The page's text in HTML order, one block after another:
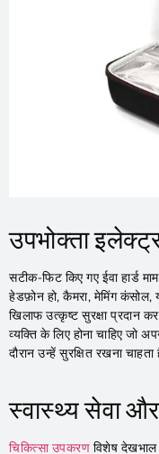
उपभोक्ता
सटीक-फिट किए गए ईवा हार्ड
हेडफ़ोन हो, कैमरा, मेमिंग कंसोल,
खिलाफ उत्कृष्ट सुरक्षा प्रदान
व्यक्ति के लिए होना चाहिए जो
दौरान उन्हें सुरक्षित रखना चाहता
स्वास्थ्य सेवा
चिकित्सा उपकरण विशेष